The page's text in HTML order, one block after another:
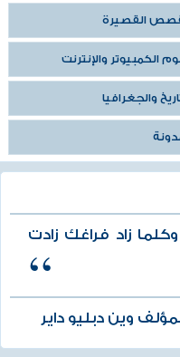
القصيرة
الكمبيوتر والإنترنت
والجغرافيا
زاد فراغك زادت
وين دبليو داير